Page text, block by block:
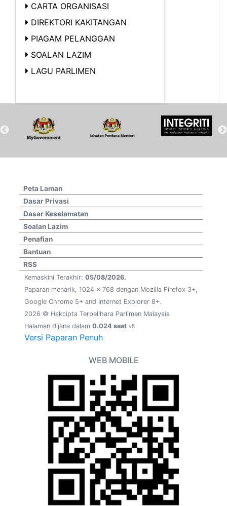
CARTA ORGANISASI
DIREKTORI KAKITANGAN
PIAGAM PELANGGAN
SOALAN LAZIM
LAGU PARLIMEN
Peta Laman
Dasar Privasi
Dasar Keselamatan
Soalan Lazim
Penafian
Bantuan
RSS
Kemaskini Terakhir: 05/08/2026.
Paparan menarik, 1024 x 768 dengan Mozilla Firefox 3+,
Google Chrome 5+ and Internet Explorer 8+.
2026 © Hakcipta Terpelihara Parlimen Malaysia
Halaman dijana dalam 0.024 saat v5
Versi Paparan Penuh
WEB MOBILE